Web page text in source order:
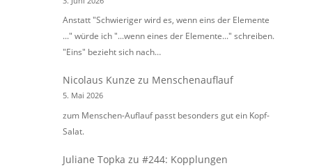
Anstatt "Schwieriger wird es, wenn eins der Elemente
..." würde ich "...wenn eines der Elemente..." schreiben.
"Eins" bezieht sich nach…
Nicolaus Kunze zu Menschenauflauf
5. Mai 2026
zum Menschen-Auflauf passt besonders gut ein Kopf-
Salat.
Juliane Topka zu#244: Kopplungen